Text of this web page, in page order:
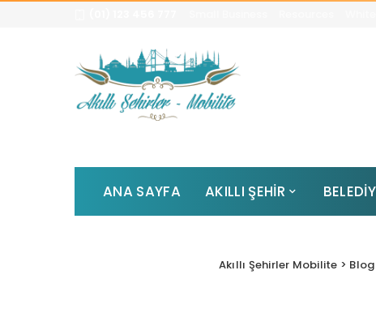
ANA SAYFA AKILLI ŞEHİR
Akıllı Şehirler Mobilite > Blog